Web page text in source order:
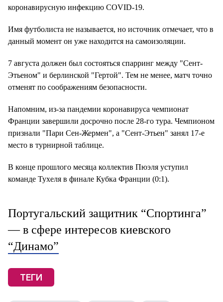
коронавирусную инфекцию COVID-19.
Имя футболиста не называется, но источник отмечает, что в
данный момент он уже находится на самоизоляции.
7 августа должен был состояться спарринг между "Сент-
Этьеном" и берлинской "Гертой". Тем не менее, матч точно
отменят по соображениям безопасности.
Напомним, из-за пандемии коронавируса чемпионат
Франции завершили досрочно после 28-го тура. Чемпионом
признали "Пари Сен-Жермен", а "Сент-Этьен" занял 17-е
место в турнирной таблице.
В конце прошлого месяца коллектив Пюэля уступил
команде Тухеля в финале Кубка Франции (0:1).
Португальский защитник “Спортинга”
— в сфере интересов киевского
“Динамо”
ТЕГИ